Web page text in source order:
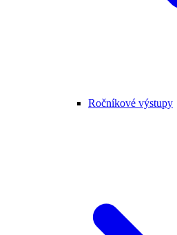
Ročníkové výstupy